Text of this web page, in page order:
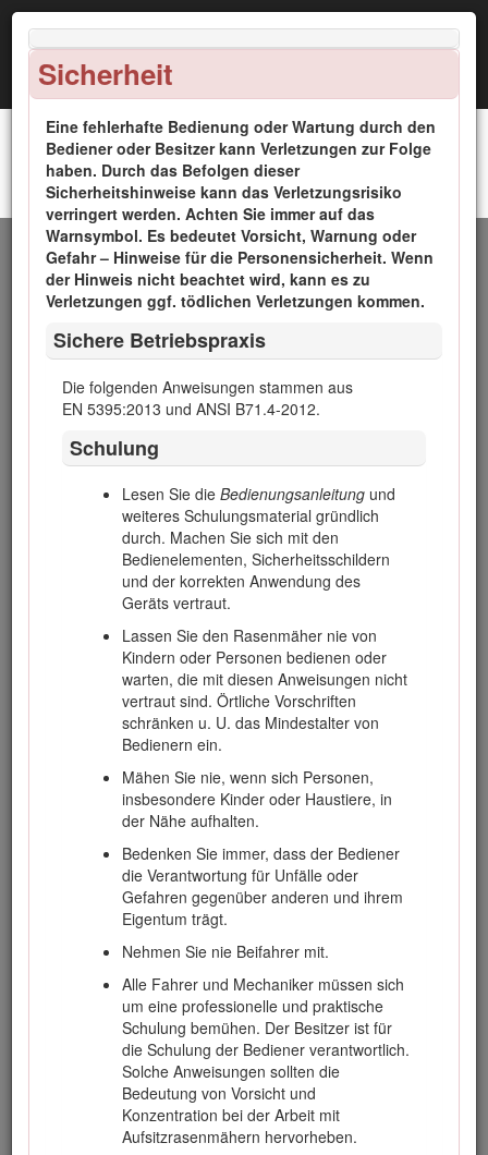
Sicherheit
Eine fehlerhafte Bedienung oder Wartung durch den
Bediener oder Besitzer kann Verletzungen zur Folge
haben. Durch das Befolgen dieser
Sicherheitshinweise kann das Verletzungsrisiko
verringert werden. Achten Sie immer auf das
Warnsymbol. Es bedeutet Vorsicht, Warnung oder
Gefahr – Hinweise für die Personensicherheit. Wenn
der Hinweis nicht beachtet wird, kann es zu
Verletzungen ggf. tödlichen Verletzungen kommen.
Sichere Betriebspraxis
Die folgenden Anweisungen stammen aus
EN 5395:2013 und ANSI B71.4-2012.
Schulung
Lesen Sie die Bedienungsanleitung und
weiteres Schulungsmaterial gründlich
durch. Machen Sie sich mit den
Bedienelementen, Sicherheitsschildern
und der korrekten Anwendung des
Geräts vertraut.
Lassen Sie den Rasenmäher nie von
Kindern oder Personen bedienen oder
warten, die mit diesen Anweisungen nicht
vertraut sind. Örtliche Vorschriften
schränken u. U. das Mindestalter von
Bedienern ein.
Mähen Sie nie, wenn sich Personen,
insbesondere Kinder oder Haustiere, in
der Nähe aufhalten.
Bedenken Sie immer, dass der Bediener
die Verantwortung für Unfälle oder
Gefahren gegenüber anderen und ihrem
Eigentum trägt.
Nehmen Sie nie Beifahrer mit.
Alle Fahrer und Mechaniker müssen sich
um eine professionelle und praktische
Schulung bemühen. Der Besitzer ist für
die Schulung der Bediener verantwortlich.
Solche Anweisungen sollten die
Bedeutung von Vorsicht und
Konzentration bei der Arbeit mit
Aufsitzrasenmähern hervorheben.
Zugmaschinen Reelmaster® 5410-D und 5510-D
Einführung
Dieser Aufsitzrasenmäher mit Messerspindeln sollte nur von
geschulten Lohnarbeitern in gewerblichen Anwendungen
eingesetzt werden. Er ist hauptsächlich für das Mähen von
Sportplätzen und öffentlichen Anlagen gedacht. Der
Rasenmäher ist nicht für das Schneiden von Büschen, für
das Mähen von Gras oder anderer Anpflanzungen entlang
öffentlicher Verkehrswege oder für den landwirtschaftlichen
Lesen Sie diese Informationen sorgfältig durch, um sich mit
dem ordnungsgemäßen Einsatz und der Wartung des
Geräts vertraut zu machen und Verletzungen und eine
Beschädigung des Geräts zu vermeiden. Sie tragen die
Verantwortung für einen ordnungsgemäßen und sicheren
Einsatz des Produkts.
Wenden Sie sich hinsichtlich Informationen zu Produkten
und Zubehör sowie Angaben zu Ihrem örtlichen
Vertragshändler oder zur Registrierung des Produktes direkt
an Toro unter www.Toro.com.
Wenden Sie sich an den Toro Vertragshändler oder
Kundendienst, wenn Sie eine Serviceleistung, Toro
Originalersatzteile oder weitere Informationen benötigen.
Haben Sie dafür die Modell- und Seriennummern der
Maschine griffbereit. Die Modell- und Seriennummern
befinden sich auf einem Typenschild links am Chassis unter
dem Fußbrett. Tragen Sie hier bitte die Modell- und
Seriennummern des Geräts ein.
In dieser Anleitung werden potenzielle Gefahren angeführt,
und Sicherheitshinweise werden vom Sicherheitswarnsymbol
) gekennzeichnet. Dieses Warnsymbol weist auf eine
Gefahr hin, die zu schweren oder tödlichen Verletzungen
führen kann, wenn Sie die empfohlenen
Sicherheitsvorkehrungen nicht einhalten.
Bild 1
Sicherheitswarnsymbol